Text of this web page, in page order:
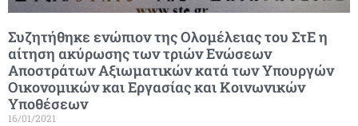
Συζητήθηκε ενώπιον της Ολομέλειας του ΣτΕ η
αίτηση ακύρωσης των τριών Ενώσεων
Αποστράτων Αξιωματικών κατά των Υπουργών
Οικονομικών και Εργασίας και Κοινωνικών
Υποθέσεων
16/01/2021